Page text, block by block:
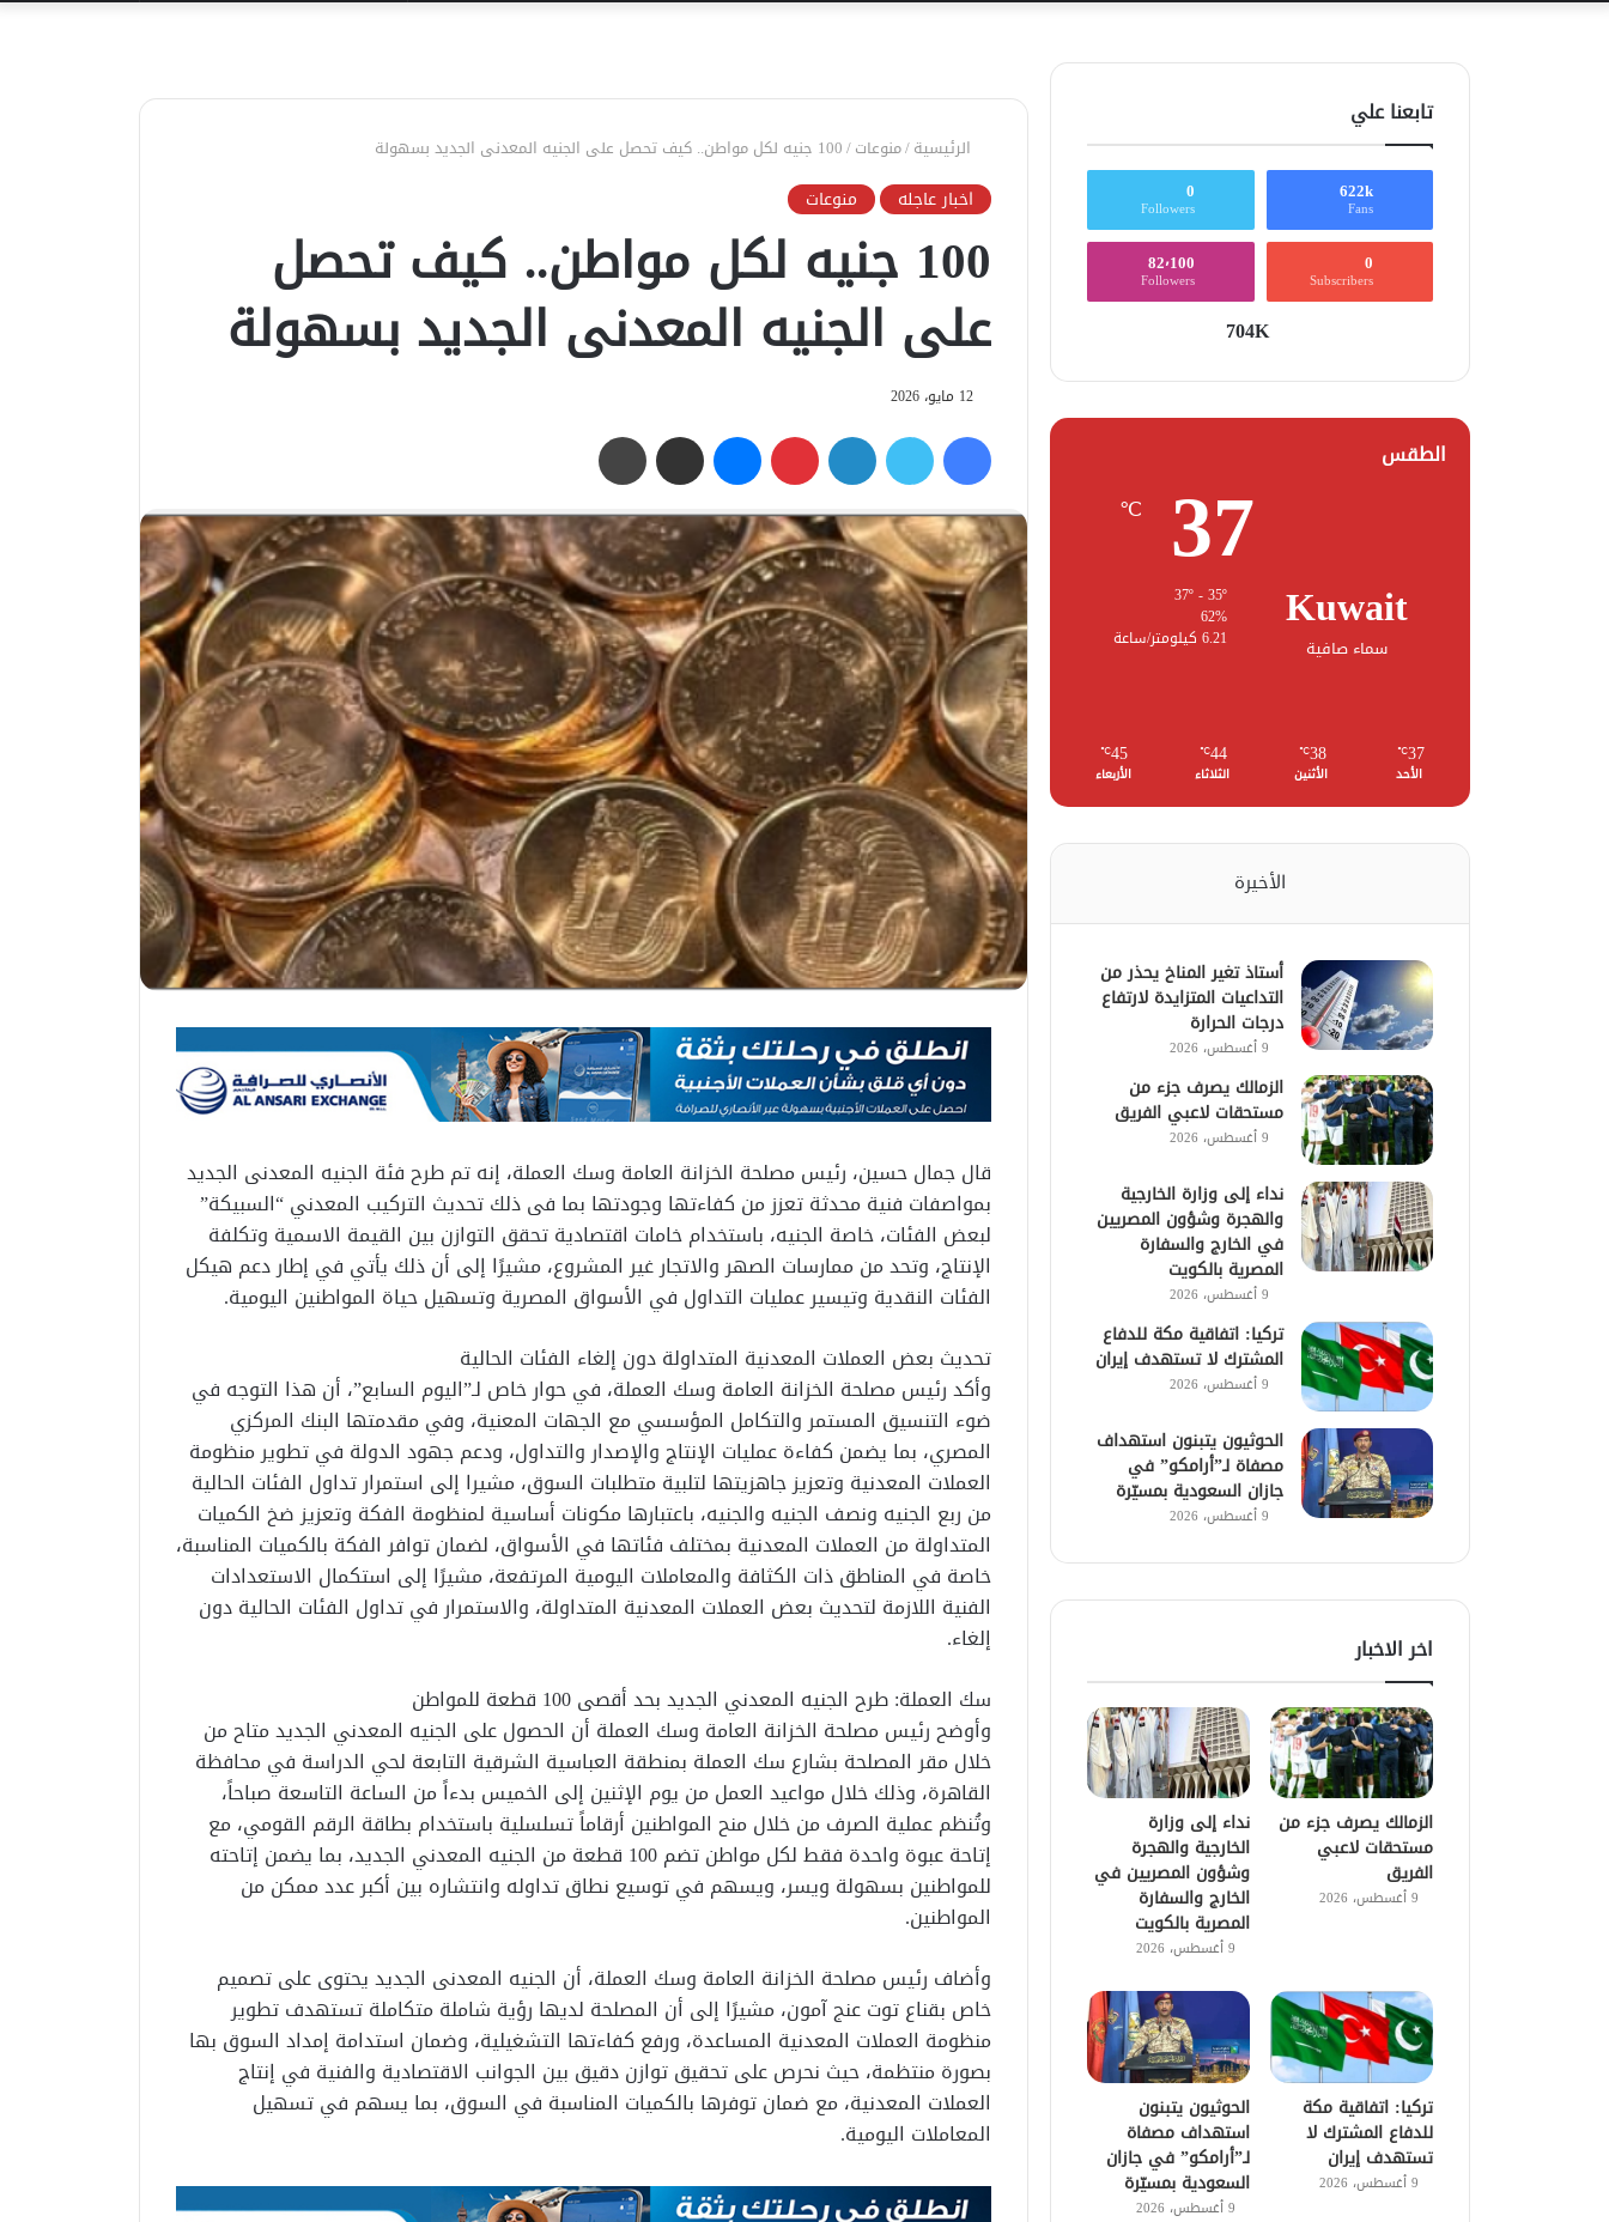
الرئيسية/منوعات/100 جنيه لكل مواطن.. كيف تحصل على الجنيه المعدنى الجديد بسهولة
اخبار عاجله منوعات
100 جنيه لكل مواطن.. كيف تحصل
على الجنيه المعدنى الجديد بسهولة
12 مايو، 2026
فيسبوك تويتر لينكدإن بينتيريست ماسنجر مشاركة عبر البريد
قال جمال حسين، رئيس مصلحة الخزانة العامة وسك العملة، إنه تم طرح فئة الجنيه المعدنى الجديد
بمواصفات فنية محدثة تعزز من كفاءتها وجودتها بما فى ذلك تحديث التركيب المعدني “السبيكة”
لبعض الفئات، خاصة الجنيه، باستخدام خامات اقتصادية تحقق التوازن بين القيمة الاسمية وتكلفة
الإنتاج، وتحد من ممارسات الصهر والاتجار غير المشروع، مشيرًا إلى أن ذلك يأتي في إطار دعم هيكل
الفئات النقدية وتيسير عمليات التداول في الأسواق المصرية وتسهيل حياة المواطنين اليومية.
تحديث بعض العملات المعدنية المتداولة دون إلغاء الفئات الحالية
وأكد رئيس مصلحة الخزانة العامة وسك العملة، في حوار خاص لـ”اليوم السابع”، أن هذا التوجه في
ضوء التنسيق المستمر والتكامل المؤسسي مع الجهات المعنية، وفي مقدمتها البنك المركزي
المصري، بما يضمن كفاءة عمليات الإنتاج والإصدار والتداول، ودعم جهود الدولة في تطوير منظومة
العملات المعدنية وتعزيز جاهزيتها لتلبية متطلبات السوق، مشيرا إلى استمرار تداول الفئات الحالية
من ربع الجنيه ونصف الجنيه والجنيه، باعتبارها مكونات أساسية لمنظومة الفكة وتعزيز ضخ الكميات
المتداولة من العملات المعدنية بمختلف فئاتها في الأسواق، لضمان توافر الفكة بالكميات المناسبة،
خاصة في المناطق ذات الكثافة والمعاملات اليومية المرتفعة، مشيرًا إلى استكمال الاستعدادات
الفنية اللازمة لتحديث بعض العملات المعدنية المتداولة، والاستمرار في تداول الفئات الحالية دون
إلغاء.
سك العملة: طرح الجنيه المعدني الجديد بحد أقصى 100 قطعة للمواطن
وأوضح رئيس مصلحة الخزانة العامة وسك العملة أن الحصول على الجنيه المعدني الجديد متاح من
خلال مقر المصلحة بشارع سك العملة بمنطقة العباسية الشرقية التابعة لحي الدراسة في محافظة
القاهرة، وذلك خلال مواعيد العمل من يوم الإثنين إلى الخميس بدءاً من الساعة التاسعة صباحاً،
وتُنظم عملية الصرف من خلال منح المواطنين أرقاماً تسلسلية باستخدام بطاقة الرقم القومي، مع
إتاحة عبوة واحدة فقط لكل مواطن تضم 100 قطعة من الجنيه المعدني الجديد، بما يضمن إتاحته
للمواطنين بسهولة ويسر، ويسهم في توسيع نطاق تداوله وانتشاره بين أكبر عدد ممكن من
المواطنين.
وأضاف رئيس مصلحة الخزانة العامة وسك العملة، أن الجنيه المعدنى الجديد يحتوى على تصميم
خاص بقناع توت عنج آمون، مشيرًا إلى أن المصلحة لديها رؤية شاملة متكاملة تستهدف تطوير
منظومة العملات المعدنية المساعدة، ورفع كفاءتها التشغيلية، وضمان استدامة إمداد السوق بها
بصورة منتظمة، حيث نحرص على تحقيق توازن دقيق بين الجوانب الاقتصادية والفنية في إنتاج
العملات المعدنية، مع ضمان توفرها بالكميات المناسبة في السوق، بما يسهم في تسهيل
المعاملات اليومية.
تابعنا علي
622k
Fans
0
Followers
0
Subscribers
82٬100
Followers
704K
الطقس
Kuwait
سماء صافية
37
℃
37º - 35º
62%
6.21 كيلومتر/ساعة
37
℃
الأحد
38
℃
الأثنين
44
℃
الثلاثاء
45
℃
الأربعاء
الأخيرة
أستاذ تغير المناخ يحذر من
التداعيات المتزايدة لارتفاع
درجات الحرارة
9 أغسطس، 2026
الزمالك يصرف جزء من
مستحقات لاعبي الفريق
9 أغسطس، 2026
نداء إلى وزارة الخارجية
والهجرة وشؤون المصريين
في الخارج والسفارة
المصرية بالكويت
9 أغسطس، 2026
تركيا: اتفاقية مكة للدفاع
المشترك لا تستهدف إيران
9 أغسطس، 2026
الحوثيون يتبنون استهداف
مصفاة لـ”أرامكو” في
جازان السعودية بمسيّرة
9 أغسطس، 2026
اخر الاخبار
الزمالك يصرف جزء من
مستحقات لاعبي
الفريق
9 أغسطس، 2026
نداء إلى وزارة
الخارجية والهجرة
وشؤون المصريين في
الخارج والسفارة
المصرية بالكويت
9 أغسطس، 2026
تركيا: اتفاقية مكة
للدفاع المشترك لا
تستهدف إيران
9 أغسطس، 2026
الحوثيون يتبنون
استهداف مصفاة
لـ”أرامكو” في جازان
السعودية بمسيّرة
9 أغسطس، 2026